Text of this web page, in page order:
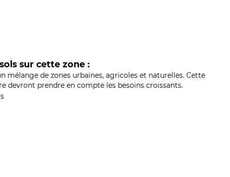
sur cette zone :
de zones urbaines, agricoles et naturelles. Cette
prendre en compte les besoins croissants.